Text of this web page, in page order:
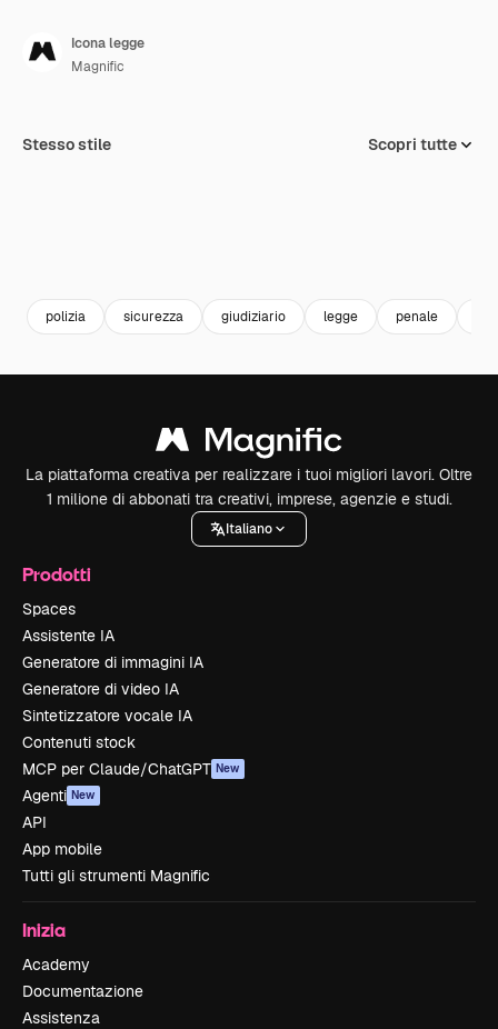
Icona legge
Magnific
Stesso stile Scopri tutte
polizia sicurezza giudiziario legge penale
La piattaforma creativa per realizzare i tuoi migliori lavori. Oltre
1 milione di abbonati tra creativi, imprese, agenzie e studi.
Italiano
Prodotti
Spaces
Assistente IA
Generatore di immagini IA
Generatore di video IA
Sintetizzatore vocale IA
Contenuti stock
MCP per Claude/ChatGPT New
Agenti New
API
App mobile
Tutti gli strumenti Magnific
Inizia
Academy
Documentazione
Assistenza